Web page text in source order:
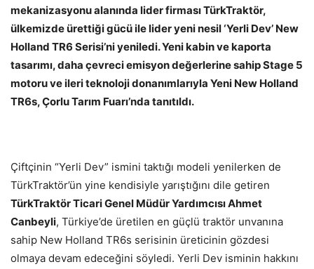
mekanizasyonu alanında lider firması TürkTraktör,
ülkemizde ürettiği gücü ile lider yeni nesil ‘Yerli Dev’ New
Holland TR6 Serisi’ni yeniledi. Yeni kabin ve kaporta
tasarımı, daha çevreci emisyon değerlerine sahip Stage 5
motoru ve ileri teknoloji donanımlarıyla Yeni New Holland
TR6s, Çorlu Tarım Fuarı’nda tanıtıldı.
Çiftçinin “Yerli Dev” ismini taktığı modeli yenilerken de
TürkTraktör’ün yine kendisiyle yarıştığını dile getiren
TürkTraktör Ticari Genel Müdür Yardımcısı Ahmet
Canbeyli, Türkiye’de üretilen en güçlü traktör unvanına
sahip New Holland TR6s serisinin üreticinin gözdesi
olmaya devam edeceğini söyledi. Yerli Dev isminin hakkını